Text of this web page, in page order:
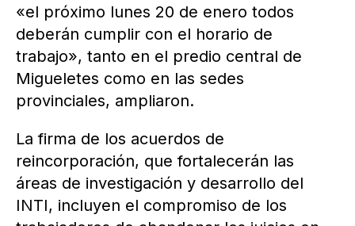
«el próximo lunes 20 de enero todos
deberán cumplir con el horario de
trabajo», tanto en el predio central de
Migueletes como en las sedes
provinciales, ampliaron.
La firma de los acuerdos de
reincorporación, que fortalecerán las
áreas de investigación y desarrollo del
INTI, incluyen el compromiso de los